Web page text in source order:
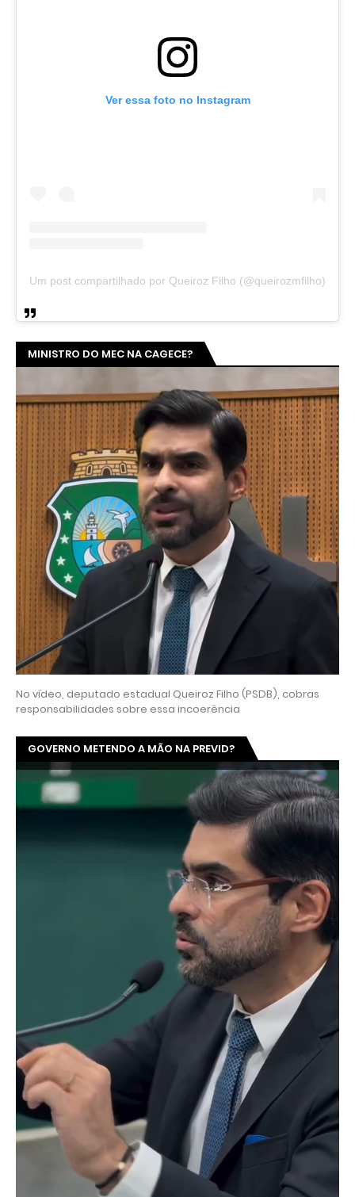
Ver essa foto no Instagram
Um post compartilhado por Queiroz Filho (@queirozmfilho)
MINISTRO DO MEC NA CAGECE?
No vídeo, deputado estadual Queiroz Filho (PSDB), cobras
responsabilidades sobre essa incoerência
GOVERNO METENDO A MÃO NA PREVID?